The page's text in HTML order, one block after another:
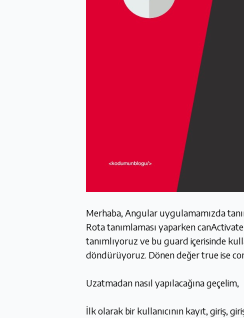
Merhaba, Angular uygulamamızda
Rota tanımlaması yaparken
tanımlıyoruz ve bu guard içerisinde
döndürüyoruz. Dönen değer true ise
Uzatmadan nasıl yapılacağına geçelim,
İlk olarak bir kullanıcının kayıt, giriş,